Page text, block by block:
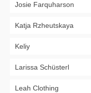
Josie Farquharson
Katja Rzheutskaya
Keliy
Larissa Schüsterl
Leah Clothing